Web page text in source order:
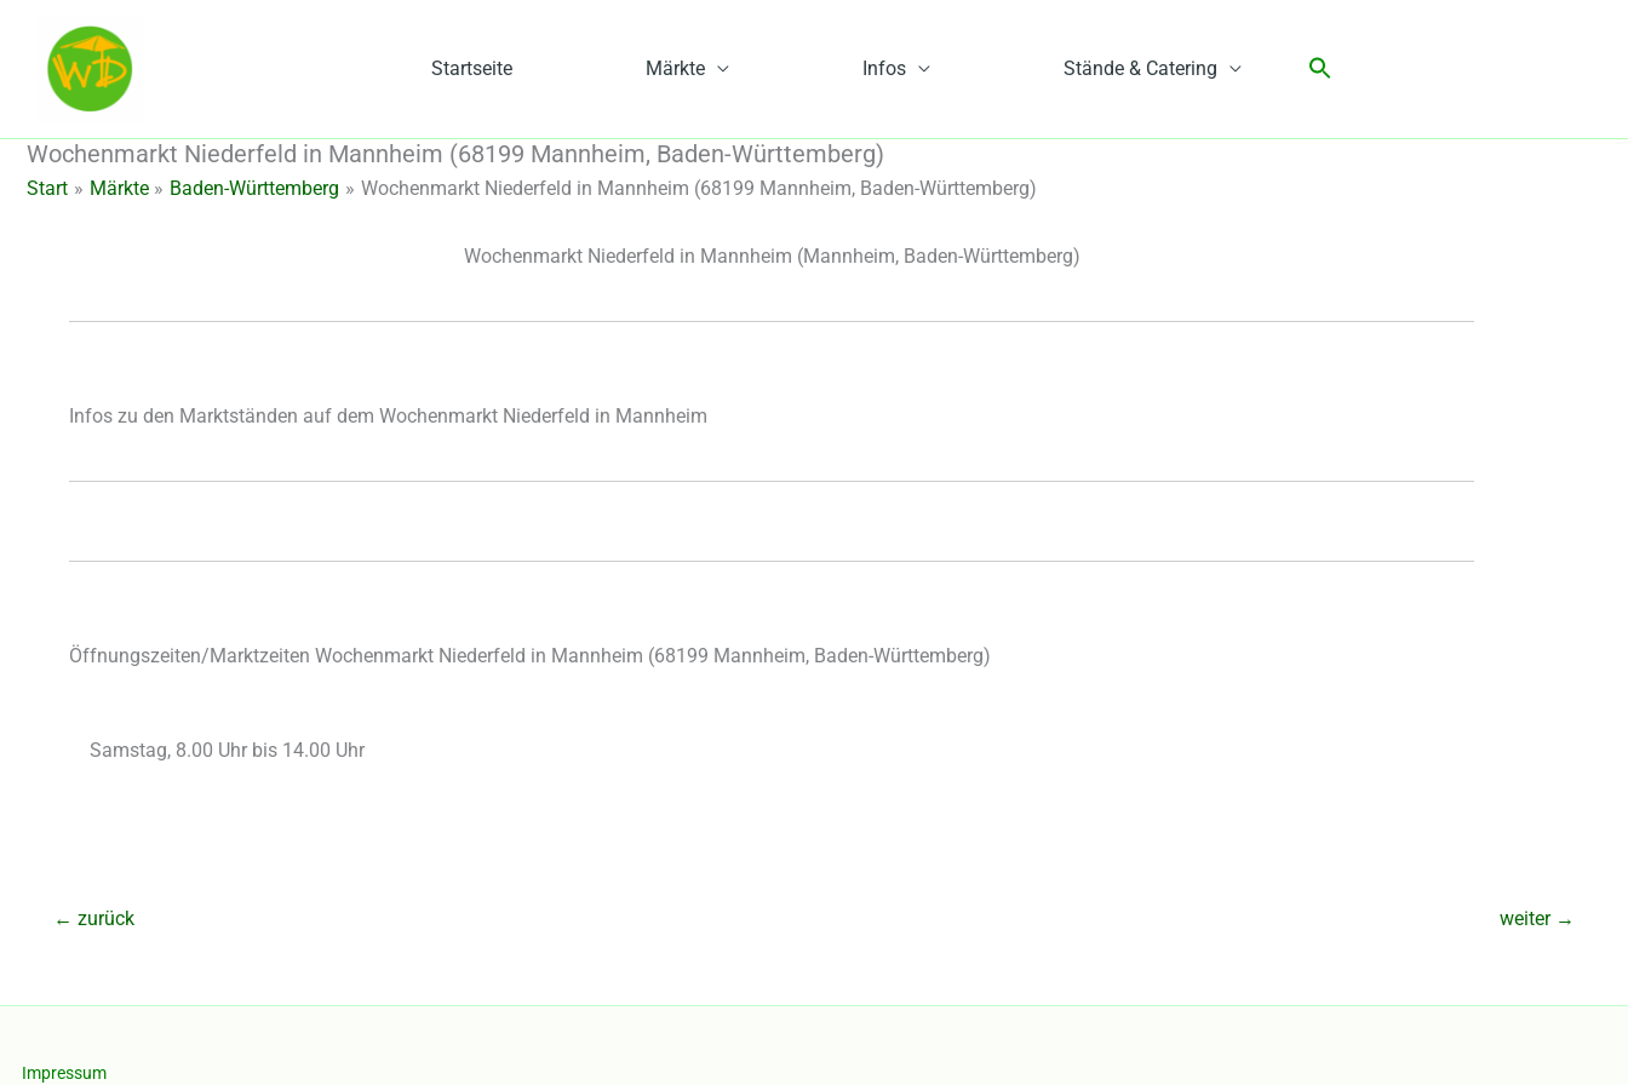
springen
Startseite Märkte Infos Stände & Catering
Wochenmarkt Niederfeld in Mannheim (68199 Mannheim, Baden-Württemberg)
Start Märkte Baden-Württemberg Wochenmarkt Niederfeld in Mannheim (68199 Mannheim, Baden-Württemberg)
Wochenmarkt Niederfeld in Mannheim (Mannheim, Baden-Württemberg)
Infos zu den Marktständen auf dem Wochenmarkt Niederfeld in Mannheim
Öffnungszeiten/Marktzeiten Wochenmarkt Niederfeld in Mannheim (68199 Mannheim, Baden-Württemberg)
Samstag, 8.00 Uhr bis 14.00 Uhr
← zurück weiter →
Impressum